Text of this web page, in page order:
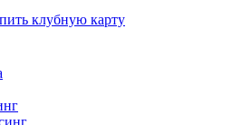
клубную карту